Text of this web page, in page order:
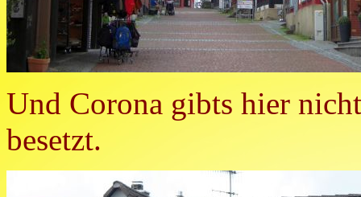
Und Corona gibts hier
besetzt.